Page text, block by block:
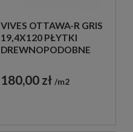
VIVES OTTAWA-R GRIS
19,4X120 PŁYTKI
DREWNOPODOBNE
180,00 zł m2